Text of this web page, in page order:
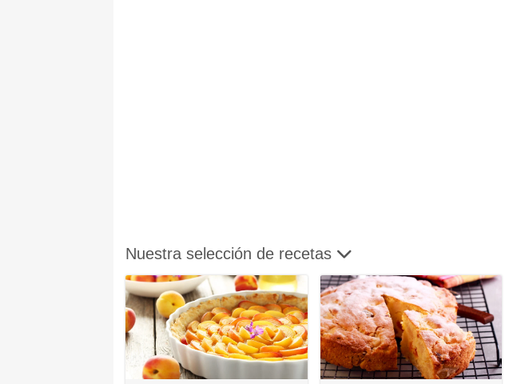
Nuestra selección de recetas